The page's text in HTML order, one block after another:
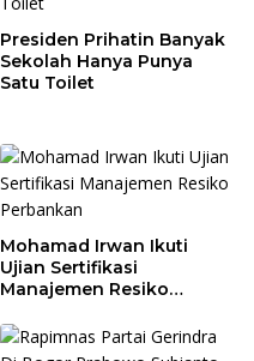
Presiden Prihatin Banyak
Sekolah Hanya Punya
Satu Toilet
Mohamad Irwan Ikuti
Ujian Sertifikasi
Manajemen Resiko